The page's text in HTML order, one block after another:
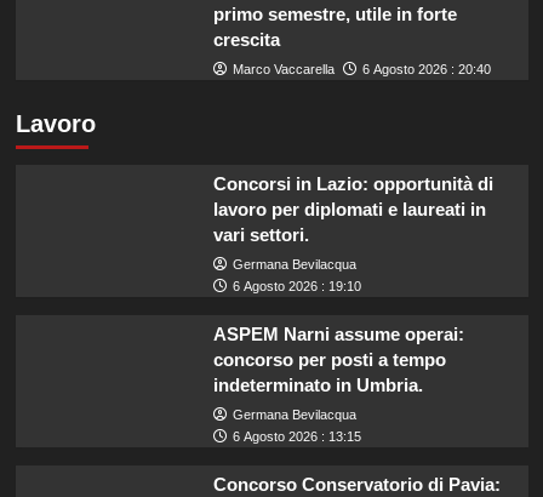
primo semestre, utile in forte
crescita
Marco Vaccarella 6 Agosto 2026 : 20:40
Lavoro
Concorsi in Lazio: opportunità di
lavoro per diplomati e laureati in
vari settori.
Germana Bevilacqua
6 Agosto 2026 : 19:10
ASPEM Narni assume operai:
concorso per posti a tempo
indeterminato in Umbria.
Germana Bevilacqua
6 Agosto 2026 : 13:15
Concorso Conservatorio di Pavia: